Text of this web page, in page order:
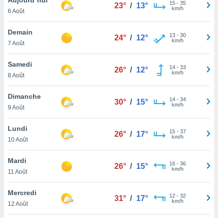
et
»,
au
vous
qu'ils
ou
le
ainsi
un
la
du
6 Août
23° / 13° 15- 35
km/h
Demain
7 Août
24° / 12° 13- 30
km/h
Samedi
8 Août
26° / 12° 14- 33
km/h
Dimanche
9 Août
30° / 15° 14- 34
km/h
Lundi
10 Août
26° / 17° 15- 37
km/h
Mardi
11 Août
26° / 15° 16- 36
km/h
Mercredi
12 Août
31° / 17° 12- 32
km/h